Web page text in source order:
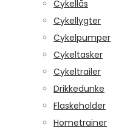
Cykellås
Cykellygter
Cykelpumper
Cykeltasker
Cykeltrailer
Drikkedunke
Flaskeholder
Hometrainer